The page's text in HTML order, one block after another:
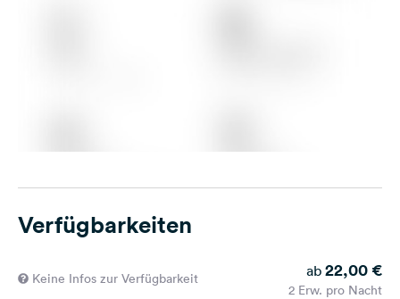
Verfügbarkeiten
Keine Infos zur Verfügbarkeit ab 22,00 €
2 Erw. pro Nacht